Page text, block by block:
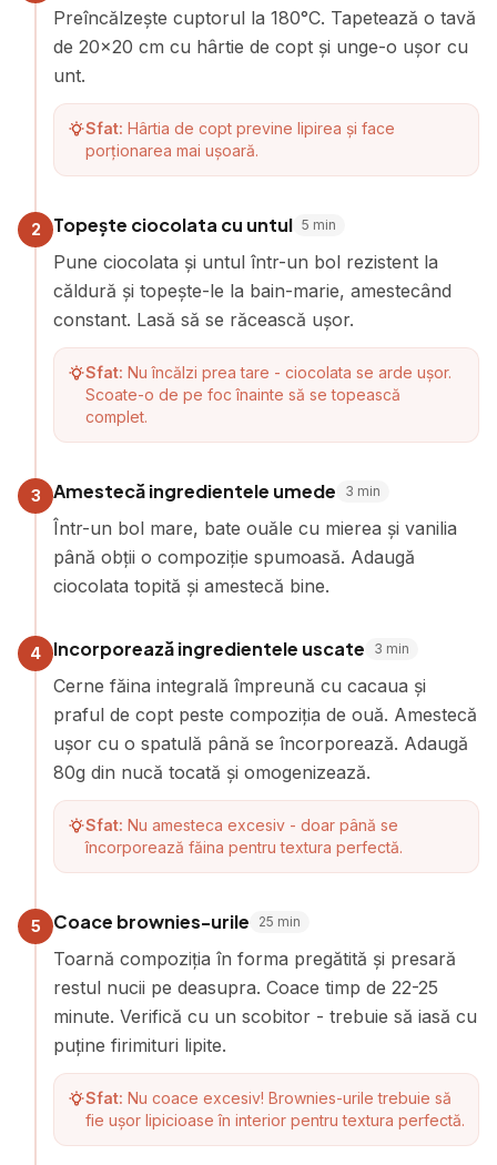
Preîncălzește cuptorul la 180°C. Tapetează o tavă
de 20x20 cm cu hârtie de copt și unge-o ușor cu
unt.
Sfat: Hârtia de copt previne lipirea și face
porționarea mai ușoară.
2 Topește ciocolata cu untul 5 min
Pune ciocolata și untul într-un bol rezistent la
căldură și topește-le la bain-marie, amestecând
constant. Lasă să se răcească ușor.
Sfat: Nu încălzi prea tare - ciocolata se arde ușor.
Scoate-o de pe foc înainte să se topească
complet.
3 Amestecă ingredientele umede 3 min
Într-un bol mare, bate ouăle cu mierea și vanilia
până obții o compoziție spumoasă. Adaugă
ciocolata topită și amestecă bine.
4 Incorporează ingredientele uscate 3 min
Cerne făina integrală împreună cu cacaua și
praful de copt peste compoziția de ouă. Amestecă
ușor cu o spatulă până se încorporează. Adaugă
80g din nucă tocată și omogenizează.
Sfat: Nu amesteca excesiv - doar până se
încorporează făina pentru textura perfectă.
5 Coace brownies-urile 25 min
Toarnă compoziția în forma pregătită și presară
restul nucii pe deasupra. Coace timp de 22-25
minute. Verifică cu un scobitor - trebuie să iasă cu
puține firimituri lipite.
Sfat: Nu coace excesiv! Brownies-urile trebuie să
fie ușor lipicioase în interior pentru textura perfectă.